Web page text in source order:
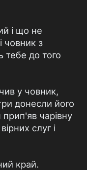
і що не
човник з
тебе до того
у човник,
донесли його
чарівну
слуг і
край.